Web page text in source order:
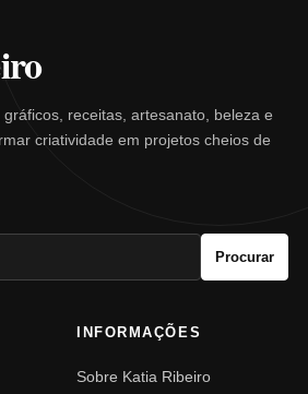
receitas, artesanato, beleza e
criatividade em projetos cheios de
Procurar
INFORMAÇÕES
Sobre Katia Ribeiro